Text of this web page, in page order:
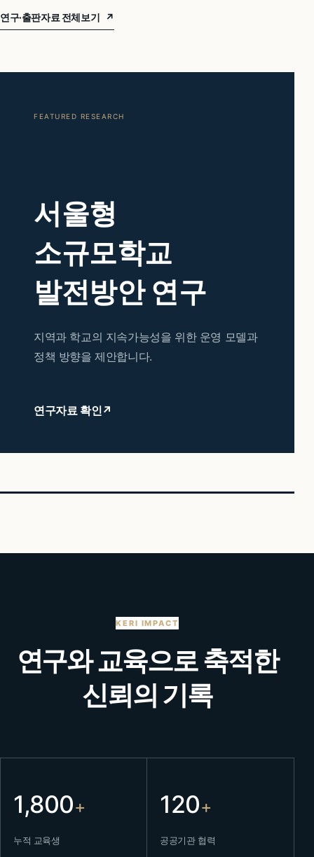
연구·출판자료 전체보기 ↗
FEATURED RESEARCH
서울형
소규모학교
발전방안 연구
지역과 학교의 지속가능성을 위한 운영 모델과
정책 방향을 제안합니다.
연구자료 확인↗
KERI IMPACT
연구와 교육으로 축적한
신뢰의 기록
1,800+
누적 교육생
120+
공공기관 협력